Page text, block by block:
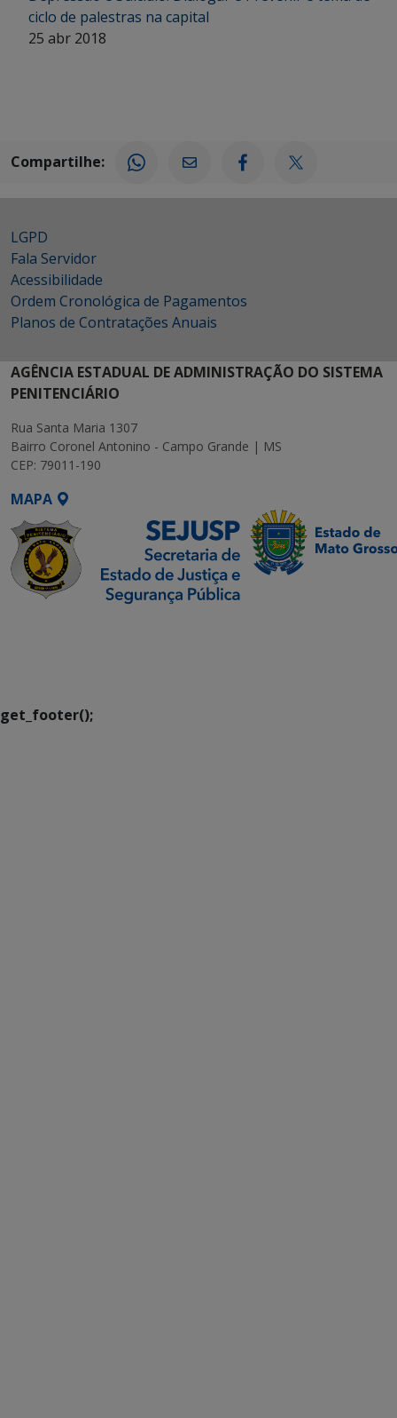
ciclo de palestras na capital
25 abr 2018
Compartilhe:
LGPD
Fala Servidor
Acessibilidade
Ordem Cronológica de Pagamentos
Planos de Contratações Anuais
AGÊNCIA ESTADUAL DE ADMINISTRAÇÃO DO SISTEMA
PENITENCIÁRIO
Rua Santa Maria 1307
Bairro Coronel Antonino - Campo Grande | MS
CEP: 79011-190
MAPA
get_footer();